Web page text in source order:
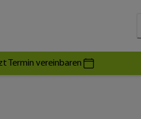
Termin vereinbaren